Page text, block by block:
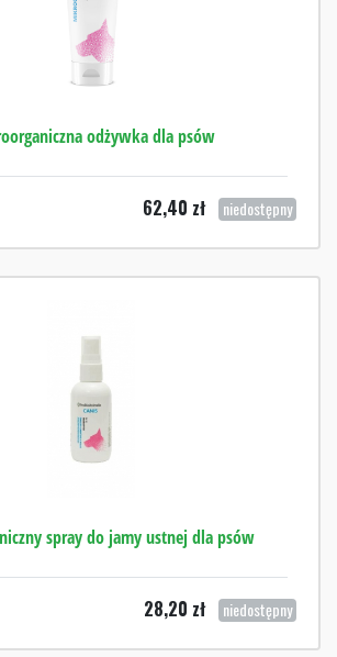
odżywka dla psów
62,40 zł niedostępny
spray do jamy ustnej dla psów
28,20 zł niedostępny